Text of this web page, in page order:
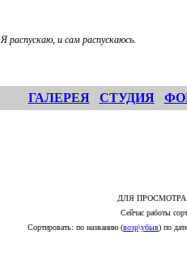
Я распускаю, и сам распускаюсь.
ГАЛЕРЕЯ СТУДИЯ
ДЛЯ
Сейчас работы
Сортировать: по названию (возр\убыв) по